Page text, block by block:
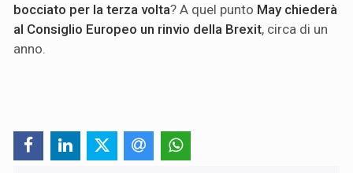
bocciato per la terza volta? A quel punto May chiederà
al Consiglio Europeo un rinvio della Brexit, circa di un
anno.